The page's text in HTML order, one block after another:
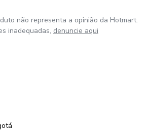
não representa a opinião da Hotmart.
inadequadas, denuncie aqui